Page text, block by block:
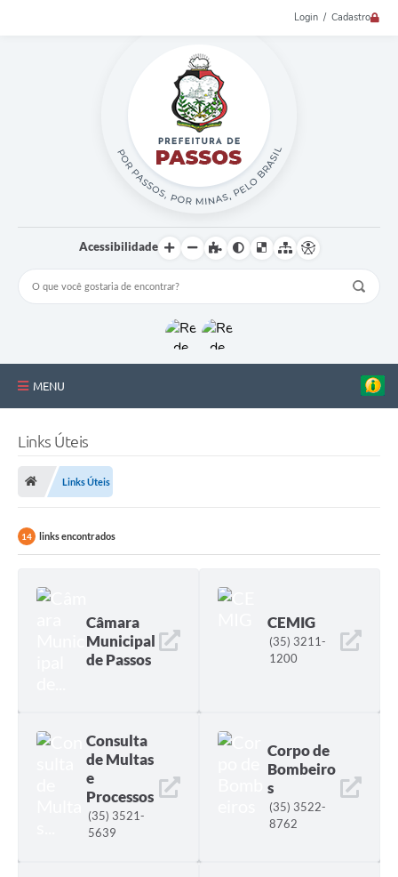
Login / Cadastro
Acessibilidade
MENU
Telefones Úteis
Estrutura Administrativa
Galeria de Vídeos
Links Úteis
Links Úteis
14 links encontrados
Câmara
Municipal
de Passos
CEMIG
(35) 3211-
1200
Consulta
de Multas
e
Processos
(35) 3521-
5639
Corpo de
Bombeiro
s
(35) 3522-
8762